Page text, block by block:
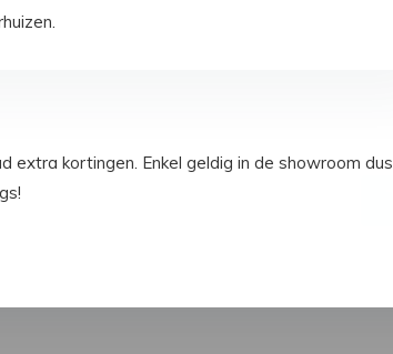
extra kortingen. Enkel geldig in de showroom dus